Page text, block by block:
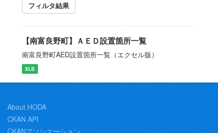
フィルタ結果
【南富良野町】ＡＥＤ設置箇所一覧
南富良野町AED設置箇所一覧（エクセル版）
XLS
About HODA
CKAN API